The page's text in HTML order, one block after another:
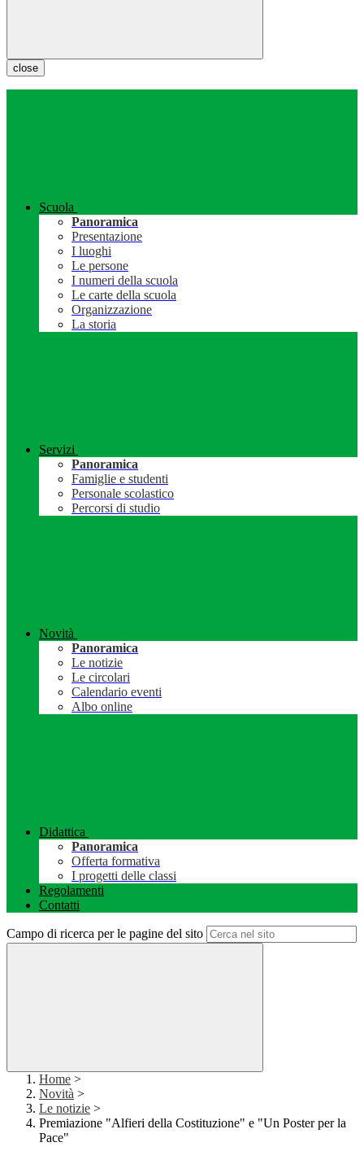
close
Scuola
Panoramica
Presentazione
I luoghi
Le persone
I numeri della scuola
Le carte della scuola
Organizzazione
La storia
Servizi
Panoramica
Famiglie e studenti
Personale scolastico
Percorsi di studio
Novità
Panoramica
Le notizie
Le circolari
Calendario eventi
Albo online
Didattica
Panoramica
Offerta formativa
I progetti delle classi
Regolamenti
Contatti
Campo di ricerca per le pagine del sito
Home >
Novità >
Le notizie >
Premiazione "Alfieri della Costituzione" e "Un Poster per la
Pace"